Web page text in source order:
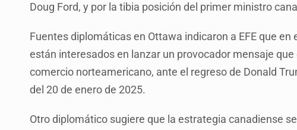
Doug Ford, y por la tibia posición del primer ministro
Fuentes diplomáticas en Ottawa indicaron a EFE que
están interesados en lanzar un provocador mensaje
comercio norteamericano, ante el regreso de Donald
del 20 de enero de 2025.
Otro diplomático sugiere que la estrategia canadiense